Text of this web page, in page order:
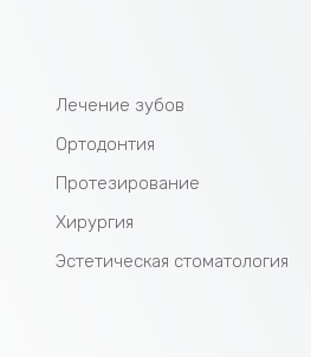
Лечение зубов
Ортодонтия
Протезирование
Хирургия
Эстетическая стоматология